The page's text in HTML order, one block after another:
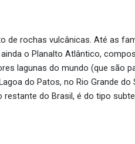
de rochas vulcânicas. Até as
o Planalto Atlântico,
lagunas do mundo (que são
do Patos, no Rio Grande do
restante do Brasil, é do tipo